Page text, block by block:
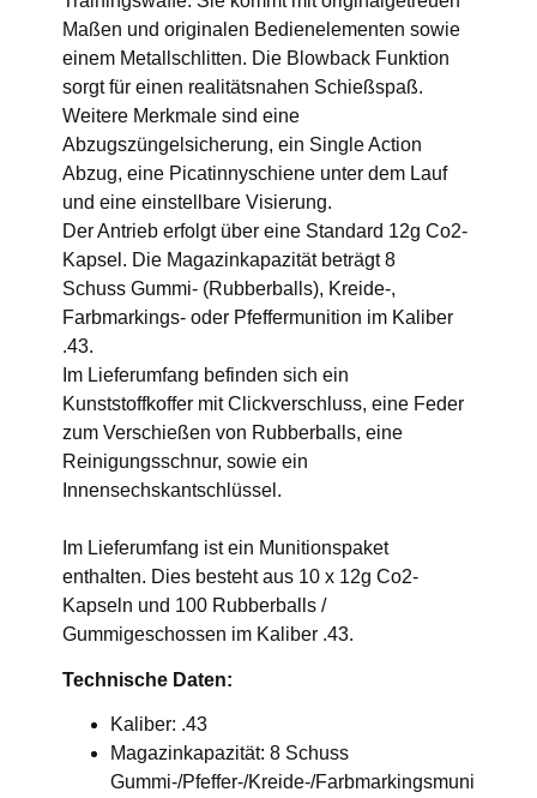
Maßen und originalen Bedienelementen sowie
einem Metallschlitten. Die Blowback Funktion
sorgt für einen realitätsnahen Schießspaß.
Weitere Merkmale sind eine
Abzugszüngelsicherung, ein Single Action
Abzug, eine Picatinnyschiene unter dem Lauf
und eine einstellbare Visierung.
Der Antrieb erfolgt über eine Standard 12g Co2-
Kapsel. Die Magazinkapazität beträgt 8
Schuss Gummi- (Rubberballs), Kreide-,
Farbmarkings- oder Pfeffermunition im Kaliber
.43.
Im Lieferumfang befinden sich ein
Kunststoffkoffer mit Clickverschluss, eine Feder
zum Verschießen von Rubberballs, eine
Reinigungsschnur, sowie ein
Innensechskantschlüssel.
Im Lieferumfang ist ein Munitionspaket
enthalten. Dies besteht aus 10 x 12g Co2-
Kapseln und 100 Rubberballs /
Gummigeschossen im Kaliber .43.
Technische Daten:
Kaliber: .43
Magazinkapazität: 8 Schuss
Gummi-/Pfeffer-/Kreide-/Farbmarkingsmuni